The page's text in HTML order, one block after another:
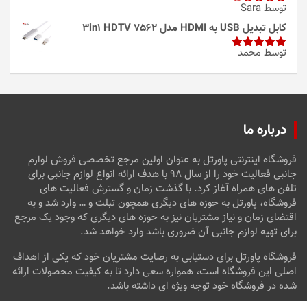
امتیاز4
از 5
توسط Sara
کابل تبدیل USB به HDMI مدل 3in1 HDTV 7562
امتیاز5از
توسط محمد
درباره ما
فروشگاه اینترنتی پاورتل به عنوان اولین مرجع تخصصی فروش لوازم
جانبی فعالیت خود را از سال ۹۸ با هدف ارائه انواع لوازم جانبی برای
تلفن های همراه آغاز کرد. با گذشت زمان و گسترش فعالیت های
فروشگاه، پاورتل به حوزه های دیگری همچون تبلت و … وارد شد و به
اقتضای زمان و نیاز مشتریان نیز به حوزه های دیگری که وجود یک مرجع
برای تهیه لوازم جانبی آن ضروری باشد وارد خواهد شد.
فروشگاه پاورتل برای دستیابی به رضایت مشتریان خود که یکی از اهداف
اصلی این فروشگاه است، همواره سعی دارد تا به کیفیت محصولات ارائه
شده در فروشگاه خود توجه ویژه ای داشته باشد.